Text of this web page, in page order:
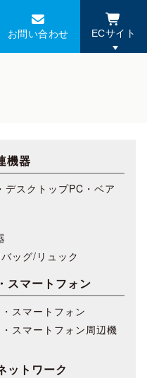
お問い合わせ ECサイト
お問い合わせ ECサイト
機器
デスクトップPC・ベア
ッグ/リュック
スマートフォン
スマートフォン
スマートフォン周辺機
ットワーク